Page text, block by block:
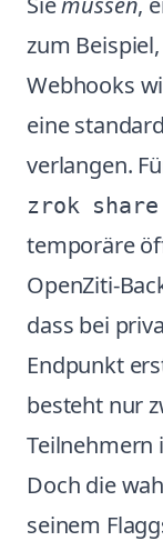
zum
Webhooks
eine
verlangen.
zrok
temporäre
OpenZiti-
dass bei
Endpunkt
besteht nur
Teilnehmern
Doch die
seinem